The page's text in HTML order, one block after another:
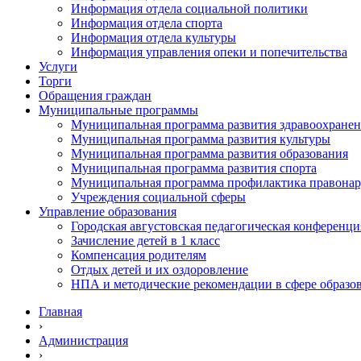
Информация отдела социальной политики
Информация отдела спорта
Информация отдела культуры
Информация управления опеки и попечительства
Услуги
Торги
Обращения граждан
Муниципальные программы
Муниципальная программа развития
Муниципальная программа развития культуры
Муниципальная программа развития образования
Муниципальная программа развития спорта
Муниципальная программа профилактика
Учреждения социальной сферы
Управление образования
Городская августовская педагогическая
Зачисление детей в 1 класс
Компенсация родителям
Отдых детей и их оздоровление
НПА и методические рекомендации в сфере
Главная
›
Администрация
›